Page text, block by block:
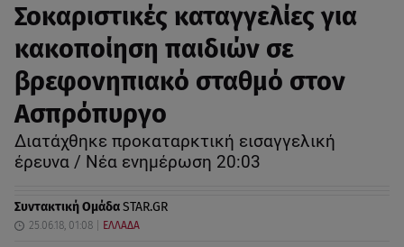
Σοκαριστικές καταγγελίες για
κακοποίηση παιδιών σε
βρεφονηπιακό σταθμό στον
Ασπρόπυργο
Διατάχθηκε προκαταρκτική εισαγγελική
έρευνα / Νέα ενημέρωση 20:03
Συντακτική ΟμάδαSTAR.GR
25.06.18, 01:08 ΕΛΛΑΔΑ